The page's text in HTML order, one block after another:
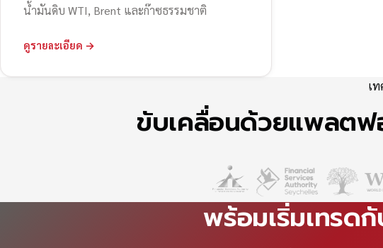
น้ำมันดิบ WTI, Brent และก๊าซธรรมชาติ
ดูรายละเอียด →
เ
ขับเคลื่อนด้วยแพลตฟ
พร้อมเริ่มเทรด